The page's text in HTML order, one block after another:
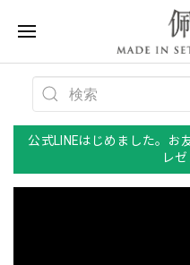
公式LINEはじめました。お
レ